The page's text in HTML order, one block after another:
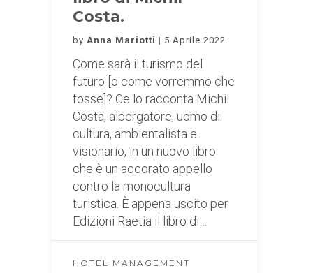
Costa.
by Anna Mariotti 5 Aprile 2022
Come sarà il turismo del
futuro [o come vorremmo che
fosse]? Ce lo racconta Michil
Costa, albergatore, uomo di
cultura, ambientalista e
visionario, in un nuovo libro
che è un accorato appello
contro la monocultura
turistica. È appena uscito per
Edizioni Raetia il libro di…
HOTEL MANAGEMENT